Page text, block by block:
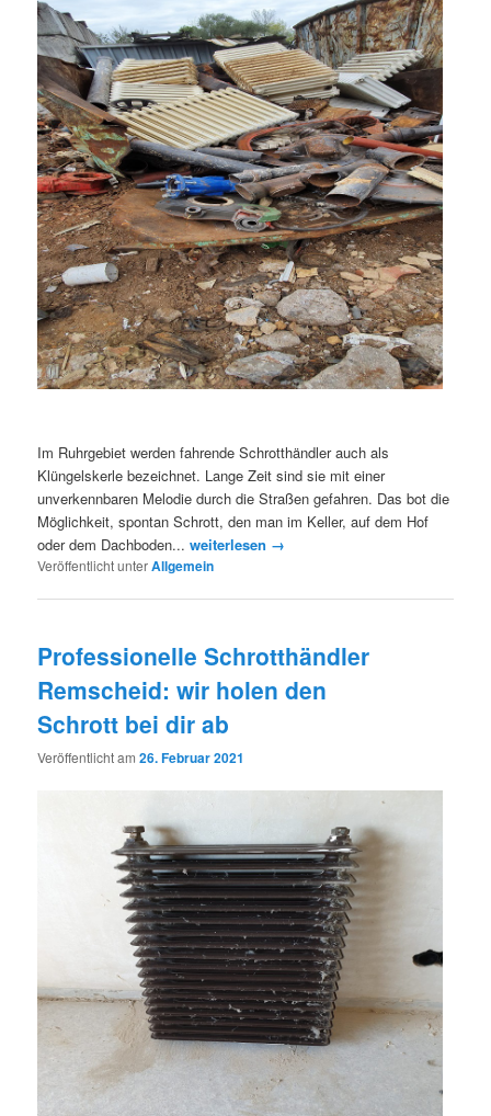
Im Ruhrgebiet werden fahrende Schrotthändler auch als
Klüngelskerle bezeichnet. Lange Zeit sind sie mit einer
unverkennbaren Melodie durch die Straßen gefahren. Das bot die
Möglichkeit, spontan Schrott, den man im Keller, auf dem Hof
oder dem Dachboden...weiterlesen →
Veröffentlicht unterAllgemein
Professionelle Schrotthändler
Remscheid: wir holen den
Schrott bei dir ab
Veröffentlicht am26. Februar 2021